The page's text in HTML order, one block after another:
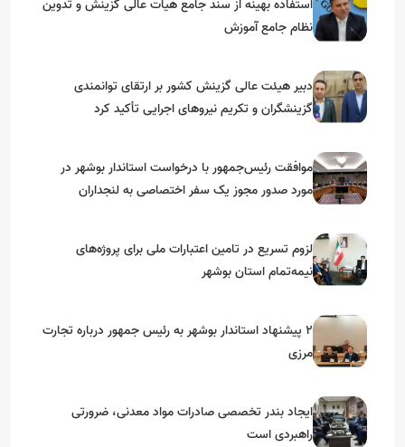
استفاده بهینه از سند جامع هیات عالی گزینش و‌ تدوین
نظام جامع آموزش
دبیر هیئت عالی گزینش کشور بر ارتقای توانمندی
گزینشگران و تکریم نیروهای اجرایی تأکید کرد
موافقت رئیس‌جمهور با درخواست استاندار بوشهر در
مورد صدور مجوز یک سفر اختصاصی به لنجداران
لزوم تسریع در تامین اعتبارات ملی برای پروژه‌های
نیمه‌تمام استان بوشهر
۲ پیشنهاد استاندار بوشهر به رئیس جمهور درباره تجارت
مرزی
ایجاد بندر تخصصی صادرات مواد معدنی، ضرورتی
راهبردی است